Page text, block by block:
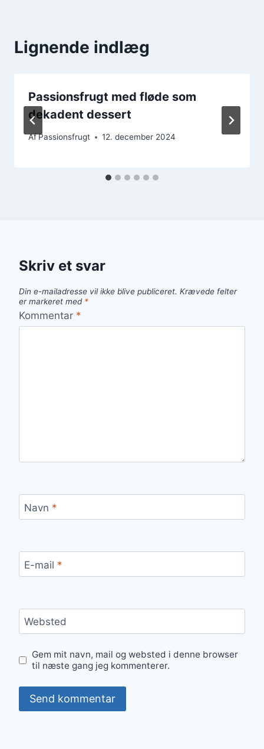
Lignende indlæg
Passionsfrugt med fløde som
dekadent dessert
AfPassionsfrugt 12. december 2024
Skriv et svar
Din e-mailadresse vil ikke blive publiceret. Krævede felter
er markeret med *
Kommentar *
Navn *
E-mail *
Websted
Gem mit navn, mail og websted i denne browser
til næste gang jeg kommenterer.